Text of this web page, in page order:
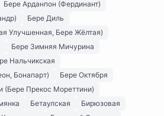
Бере Арданпон (Фердинант)
Бере Диль
Улучшенная, Бере Жёлтая)
Бере Зимняя Мичурина
Нальчикская
Бонапарт)
Бере Октября
(Бере Прекос Мореттини)
Бетаулская
Бирюзовая